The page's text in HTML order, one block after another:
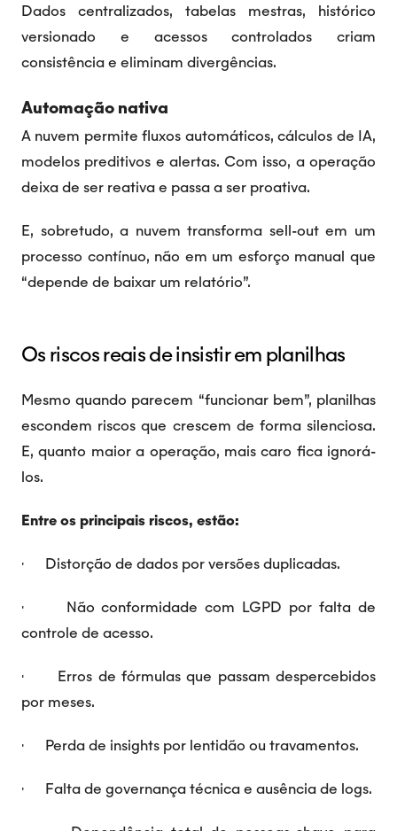
Dados centralizados, tabelas mestras, histórico
versionado e acessos controlados criam
consistência e eliminam divergências.
Automação nativa
A nuvem permite fluxos automáticos, cálculos de IA,
modelos preditivos e alertas. Com isso, a operação
deixa de ser reativa e passa a ser proativa.
E, sobretudo, a nuvem transforma sell-out em um
processo contínuo, não em um esforço manual que
“depende de baixar um relatório”.
Os riscos reais de insistir em planilhas
Mesmo quando parecem “funcionar bem”, planilhas
escondem riscos que crescem de forma silenciosa.
E, quanto maior a operação, mais caro fica ignorá-
los.
Entre os principais riscos, estão:
· Distorção de dados por versões duplicadas.
· Não conformidade com LGPD por falta de
controle de acesso.
· Erros de fórmulas que passam despercebidos
por meses.
· Perda de insights por lentidão ou travamentos.
· Falta de governança técnica e ausência de logs.